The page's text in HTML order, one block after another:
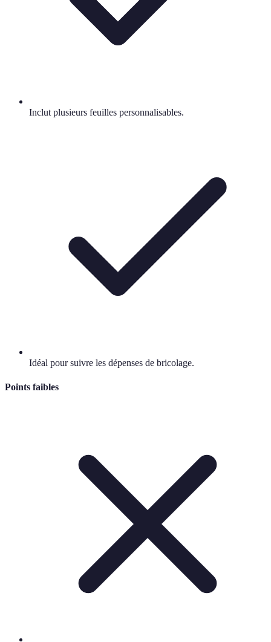
Inclut plusieurs feuilles personnalisables.
Idéal pour suivre les dépenses de bricolage.
Points faibles